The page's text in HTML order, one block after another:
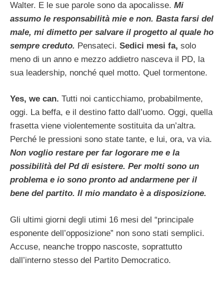
Walter. E le sue parole sono da apocalisse. Mi
assumo le responsabilità mie e non. Basta farsi del
male, mi dimetto per salvare il progetto al quale ho
sempre creduto. Pensateci. Sedici mesi fa, solo
meno di un anno e mezzo addietro nasceva il PD, la
sua leadership, nonché quel motto. Quel tormentone.
Yes, we can. Tutti noi canticchiamo, probabilmente,
oggi. La beffa, e il destino fatto dall’uomo. Oggi, quella
frasetta viene violentemente sostituita da un’altra.
Perché le pressioni sono state tante, e lui, ora, va via.
Non voglio restare per far logorare me e la
possibilità del Pd di esistere. Per molti sono un
problema e io sono pronto ad andarmene per il
bene del partito. Il mio mandato è a disposizione.
Gli ultimi giorni degli utimi 16 mesi del “principale
esponente dell’opposizione” non sono stati semplici.
Accuse, neanche troppo nascoste, soprattutto
dall’interno stesso del Partito Democratico.